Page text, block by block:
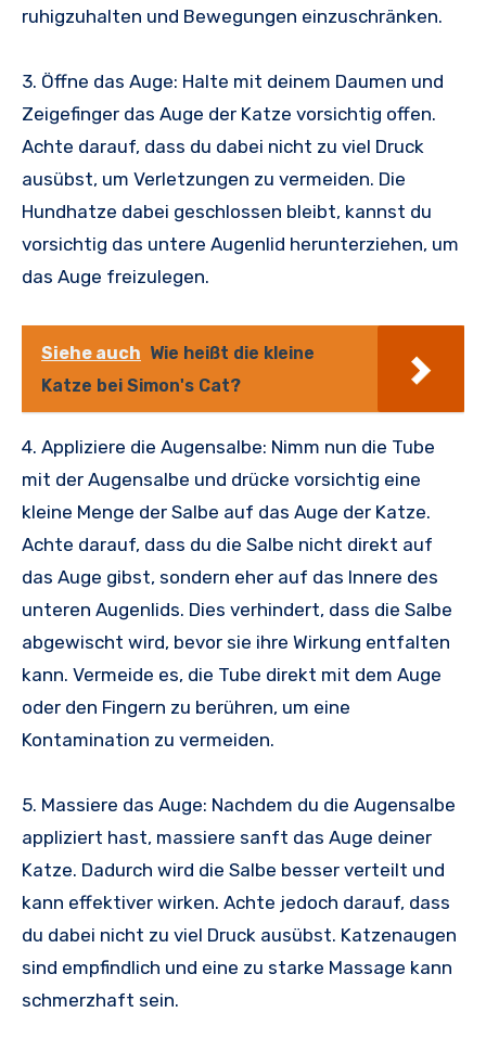
ruhigzuhalten und Bewegungen einzuschränken.
3. Öffne das Auge: Halte mit deinem Daumen und
Zeigefinger das Auge der Katze vorsichtig offen.
Achte darauf, dass du dabei nicht zu viel Druck
ausübst, um Verletzungen zu vermeiden. Die
Hundhatze dabei geschlossen bleibt, kannst du
vorsichtig das untere Augenlid herunterziehen, um
das Auge freizulegen.
Siehe auch Wie heißt die kleine
Katze bei Simon's Cat?
4. Appliziere die Augensalbe: Nimm nun die Tube
mit der Augensalbe und drücke vorsichtig eine
kleine Menge der Salbe auf das Auge der Katze.
Achte darauf, dass du die Salbe nicht direkt auf
das Auge gibst, sondern eher auf das Innere des
unteren Augenlids. Dies verhindert, dass die Salbe
abgewischt wird, bevor sie ihre Wirkung entfalten
kann. Vermeide es, die Tube direkt mit dem Auge
oder den Fingern zu berühren, um eine
Kontamination zu vermeiden.
5. Massiere das Auge: Nachdem du die Augensalbe
appliziert hast, massiere sanft das Auge deiner
Katze. Dadurch wird die Salbe besser verteilt und
kann effektiver wirken. Achte jedoch darauf, dass
du dabei nicht zu viel Druck ausübst. Katzenaugen
sind empfindlich und eine zu starke Massage kann
schmerzhaft sein.